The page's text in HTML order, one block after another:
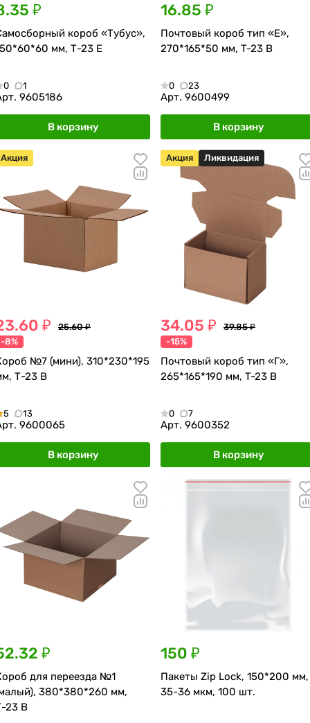
₽
короб «Тубус»,
мм, Т-23 Е
0 1
9605186
В корзину
16.85 ₽
Почтовый короб тип «E»,
270*165*50 мм, T-23 В
0 23
Арт. 9600499
В корзину
Акция
₽
25.60 ₽
-8%
№7 (мини), 310*230*195
Т-23 В
5 13
9600065
В корзину
Акция Ликвидация
34.05 ₽
39.85 ₽
-15%
Почтовый короб тип «Г»,
265*165*190 мм, T-23 В
0 7
Арт. 9600352
В корзину
₽
для переезда №1
380*380*260 мм,
23 В
150 ₽
Пакеты Zip Lock, 150*200 мм,
35-36 мкм, 100 шт.